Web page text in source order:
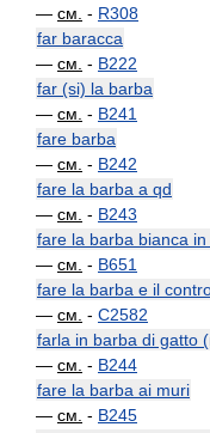
— см. - R308
far baracca
— см. - B222
far (si) la barba
— см. - B241
fare barba
— см. - B242
fare la barba a qd
— см. - B243
fare la barba bianca
— см. - B651
fare la barba e il
— см. - C2582
farla in barba di gatto
— см. - B244
fare la barba ai muri
— см. - B245